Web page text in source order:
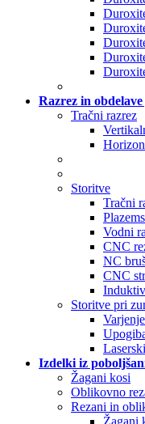
Razrez in
Tračni razrez
Storitve
Tračni
Vodni
CNC
NC
CNC
Storitve pri
Varjenje
Izdelki iz
Žagani kosi
Oblikovno
Rezani in
Žagani